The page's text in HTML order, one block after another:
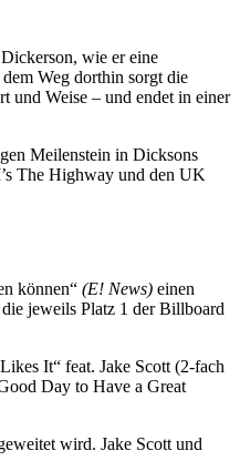
wie er eine
Weg dorthin sorgt die
und Weise – und endet in einer
Meilenstein in Dicksons
The Highway und den UK
können“ (E! News) einen
jeweils Platz 1 der Billboard
It“ feat. Jake Scott (2-fach
Day to Have a Great
wird. Jake Scott und